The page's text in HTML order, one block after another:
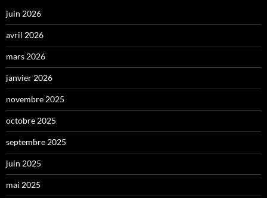
juin 2026
avril 2026
mars 2026
janvier 2026
novembre 2025
octobre 2025
septembre 2025
juin 2025
mai 2025